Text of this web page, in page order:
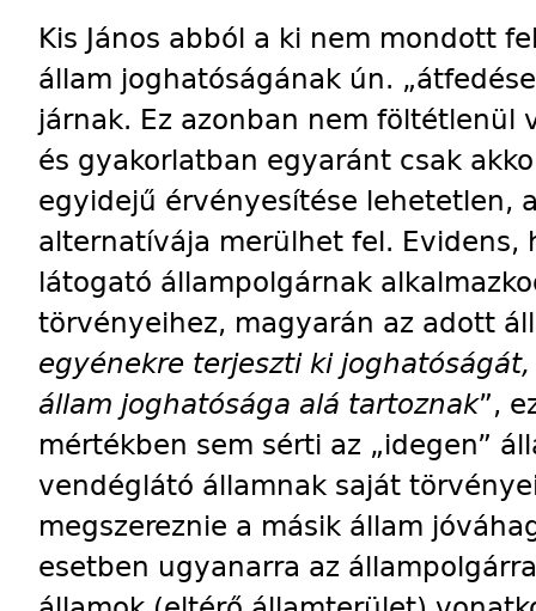
Kis János abból a ki nem mondott
állam joghatóságának ún.
járnak. Ez azonban nem föltétlenül
és gyakorlatban egyaránt csak
egyidejű érvényesítése lehetetlen,
alternatívája merülhet fel. Evidens,
látogató állampolgárnak
törvényeihez, magyarán az adott
egyénekre terjeszti ki
állam joghatósága alá tartoznak”,
mértékben sem sérti az „idegen”
vendéglátó államnak saját
megszereznie a másik állam
esetben ugyanarra az